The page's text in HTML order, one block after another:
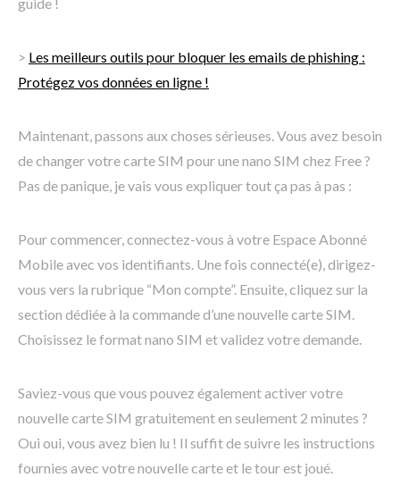
guide !
> Les meilleurs outils pour bloquer les emails de phishing :
Protégez vos données en ligne !
Maintenant, passons aux choses sérieuses. Vous avez besoin
de changer votre carte SIM pour une nano SIM chez Free ?
Pas de panique, je vais vous expliquer tout ça pas à pas :
Pour commencer, connectez-vous à votre Espace Abonné
Mobile avec vos identifiants. Une fois connecté(e), dirigez-
vous vers la rubrique “Mon compte”. Ensuite, cliquez sur la
section dédiée à la commande d’une nouvelle carte SIM.
Choisissez le format nano SIM et validez votre demande.
Saviez-vous que vous pouvez également activer votre
nouvelle carte SIM gratuitement en seulement 2 minutes ?
Oui oui, vous avez bien lu ! Il suffit de suivre les instructions
fournies avec votre nouvelle carte et le tour est joué.